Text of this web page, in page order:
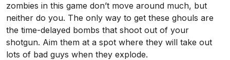
zombies in this game don’t move around much, but
neither do you. The only way to get these ghouls are
the time-delayed bombs that shoot out of your
shotgun. Aim them at a spot where they will take out
lots of bad guys when they explode.